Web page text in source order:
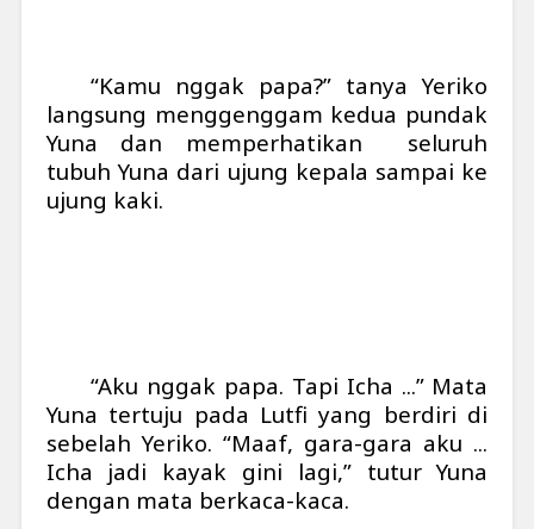
“Kamu nggak papa?” tanya Yeriko
langsung menggenggam kedua pundak
Yuna dan memperhatikan seluruh
tubuh Yuna dari ujung kepala sampai ke
ujung kaki.
“Aku nggak papa. Tapi Icha ...” Mata
Yuna tertuju pada Lutfi yang berdiri di
sebelah Yeriko. “Maaf, gara-gara aku ...
Icha jadi kayak gini lagi,” tutur Yuna
dengan mata berkaca-kaca.